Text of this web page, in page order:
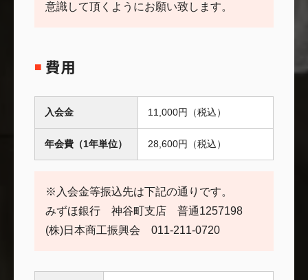
意識して頂くようにお願い致します。
費用
入会金 11,000円（税込）
年会費（1年単位） 28,600円（税込）
※入会金等振込先は下記の通りです。
みずほ銀行 神谷町支店 普通1257198
(株)日本商工振興会 011-211-0720